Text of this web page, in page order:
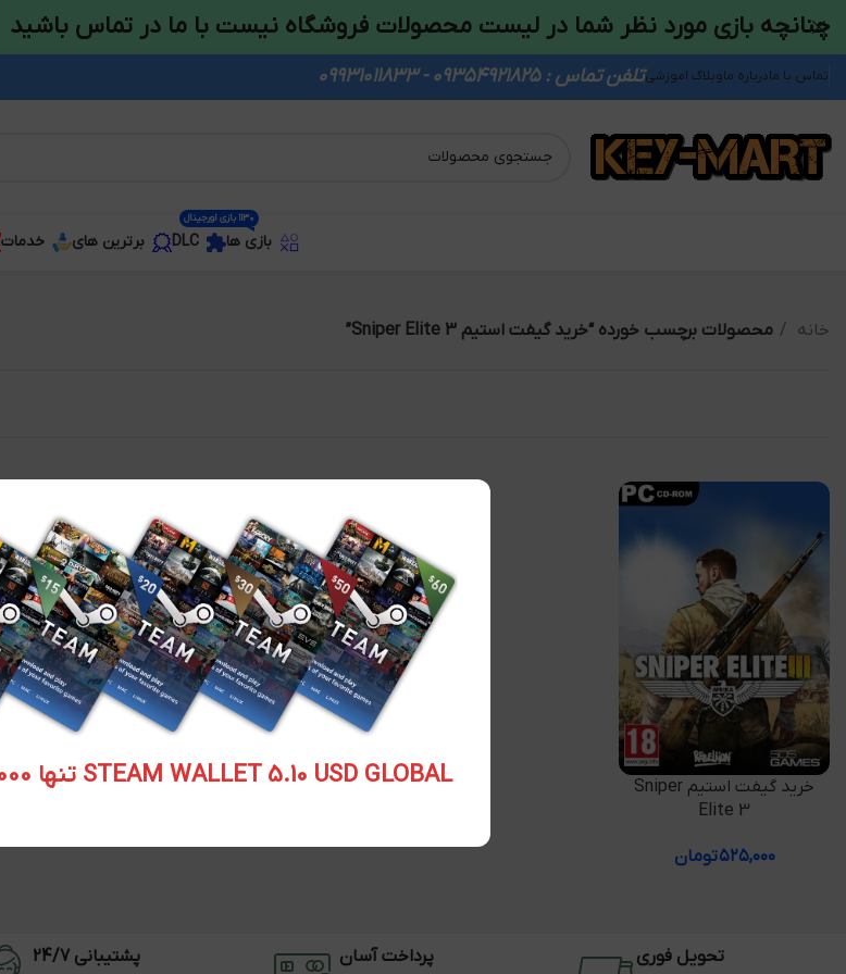
STEAM WALLET 5.10 USD GLOBAL تنها 288.000 تومان تحویل آنی
تماس با مادرباره ماوبلاگ اموزشیتلفن تماس : 09354921825 - 09931011833
بازی ها
1130 بازی اورجینال
DLC برترین های خدمات
خانه محصولات برچسب خورده “خرید گیفت استیم Sniper Elite 3”
افزودن به سبد خرید
خرید گیفت استیم Sniper
Elite 3
۵۲۵,۰۰۰تومان
تحویل فوری پرداخت آسان پشتیبانی 24/7
چنانچه بازی مورد نظر شما در لیست محصولات فروشگاه نیست با ما در تماس باشید